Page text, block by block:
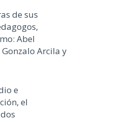
de sus
Abel
Arcila y
e
el